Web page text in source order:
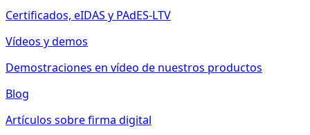
Certificados, eIDAS y PAdES-LTV
Vídeos y demos
Demostraciones en vídeo de nuestros productos
Blog
Artículos sobre firma digital